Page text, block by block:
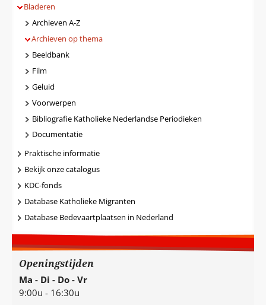
Bladeren
Archieven A-Z
Archieven op thema
Beeldbank
Film
Geluid
Voorwerpen
Bibliografie Katholieke Nederlandse Periodieken
Documentatie
Praktische informatie
Bekijk onze catalogus
KDC-fonds
Database Katholieke Migranten
Database Bedevaartplaatsen in Nederland
Openingstijden
Ma - Di - Do - Vr
9:00u - 16:30u